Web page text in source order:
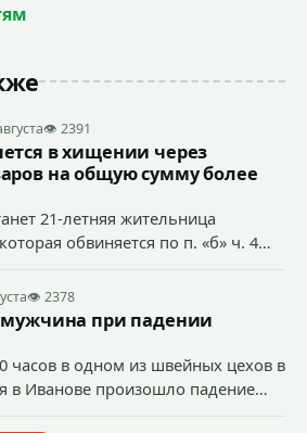
👁 2391
в хищении через
на общую сумму более
21-летняя жительница
обвиняется по п. «б» ч. 4
через маркетплейс.
👁 2378
мужчина при падении
часов в одном из швейных цехов в
в Иванове произошло падение